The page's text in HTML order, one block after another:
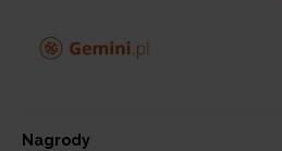
Nagrody